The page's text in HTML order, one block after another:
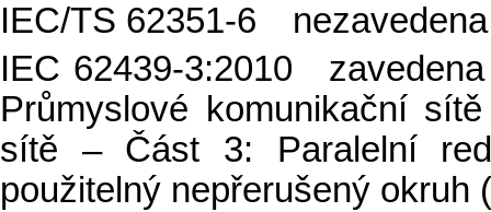
IEC/TS 62351-6 nezavedena
IEC 62439-3:2010
Průmyslové komunikační
sítě – Část 3: Paralelní
použitelný nepřerušený okruh